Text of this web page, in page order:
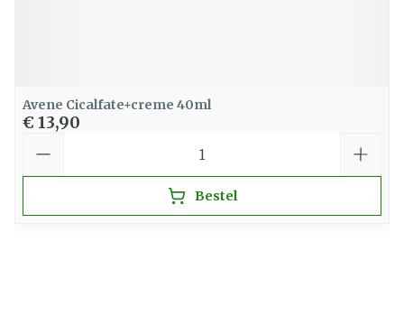
Avene Cicalfate+creme 40ml
€ 13,90
Bestel